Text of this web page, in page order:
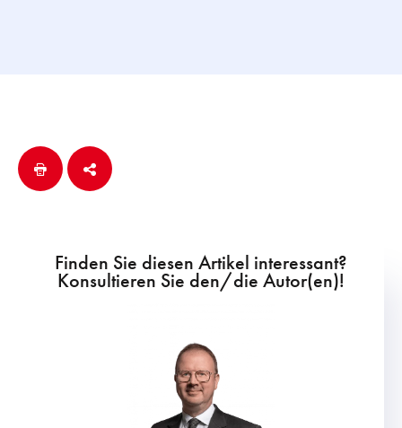
Finden Sie diesen Artikel interessant?
Konsultieren Sie den/die Autor(en)!